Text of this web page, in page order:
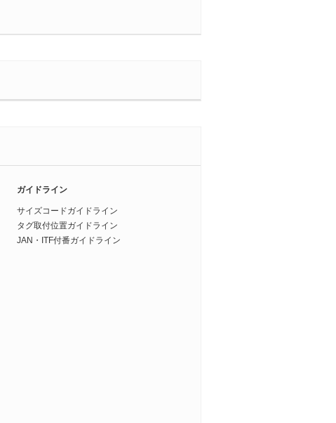
ガイドライン
サイズコードガイドライン
タグ取付位置ガイドライン
JAN・ITF付番ガイドライン